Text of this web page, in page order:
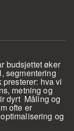
segmentering
hva vi
metning og
dyrt  Måling og
ofte er
og